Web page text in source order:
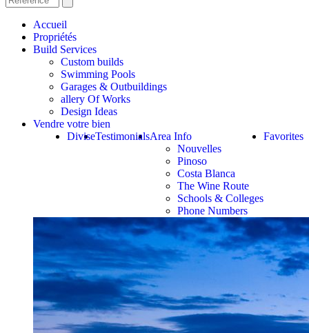
Accueil
Propriétés
Build Services
Custom builds
Swimming Pools
Garages & Outbuildings
allery Of Works
Design Ideas
Vendre votre bien
Favorites
Area Info
Nouvelles
Pinoso
Costa Blanca
The Wine Route
Schools & Colleges
Phone Numbers
Testimonials
Divise